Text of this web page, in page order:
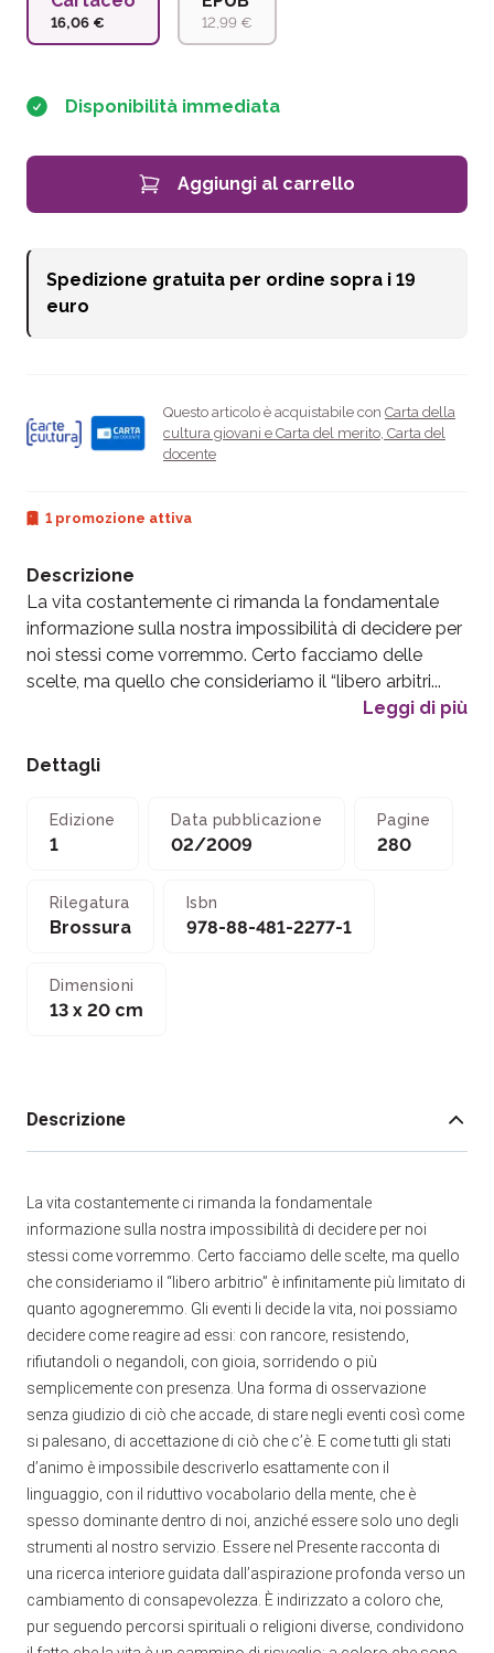
16,06 € 12,99 €
Disponibilità immediata
Aggiungi al carrello
Spedizione gratuita per ordine sopra i 19
euro
Questo articolo è acquistabile con Carta della
cultura giovani e Carta del merito Carta del
docente
1 promozione attiva
Descrizione
La vita costantemente ci rimanda la fondamentale
informazione sulla nostra impossibilità di decidere per
noi stessi come vorremmo. Certo facciamo delle
scelte, ma quello che consideriamo il “libero arbitri...
Leggi di più
Dettagli
Edizione
1
Data pubblicazione
02/2009
Pagine
280
Rilegatura
Brossura
Isbn
978-88-481-2277-1
Dimensioni
13 x 20 cm
Descrizione
La vita costantemente ci rimanda la fondamentale
informazione sulla nostra impossibilità di decidere per noi
stessi come vorremmo. Certo facciamo delle scelte, ma quello
che consideriamo il “libero arbitrio” è infinitamente più limitato di
quanto agogneremmo. Gli eventi li decide la vita, noi possiamo
decidere come reagire ad essi: con rancore, resistendo,
rifiutandoli o negandoli, con gioia, sorridendo o più
semplicemente con presenza. Una forma di osservazione
senza giudizio di ciò che accade, di stare negli eventi così come
si palesano, di accettazione di ciò che c’è. E come tutti gli stati
d’animo è impossibile descriverlo esattamente con il
linguaggio, con il riduttivo vocabolario della mente, che è
spesso dominante dentro di noi, anziché essere solo uno degli
strumenti al nostro servizio. Essere nel Presente racconta di
una ricerca interiore guidata dall’aspirazione profonda verso un
cambiamento di consapevolezza. È indirizzato a coloro che,
pur seguendo percorsi spirituali o religioni diverse, condividono